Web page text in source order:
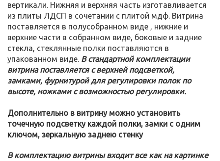
вертикали. Нижняя и верхняя часть изготавливается
из плиты ЛДСП в сочетании с плитой мдф. Витрина
поставляется в полусобранном виде , нижние и
верхние части в собранном виде, боковые и задние
стекла, стеклянные полки поставляются в
упакованном виде. В стандартной комплектации
витрина поставляется с верхней подсветкой,
замками, фурнитурой для регулировки полок по
высоте, ножками с возможностью регулировки.
Дополнительно в витрину можно установить
точечную подсветку каждой полки, замки с одним
ключом, зеркальную заднею стенку
В комплектацию витрины входит все как на картинке